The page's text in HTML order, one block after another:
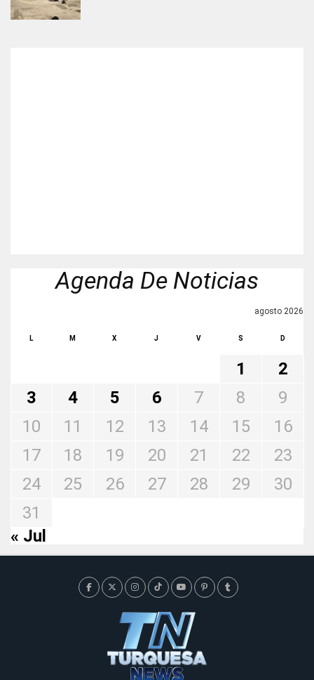
Agenda De Noticias
agosto 2026
L M X J V S D
1
2
3
4 5 6 7 8
9
10
11 12 13 14 15
16
17
18 19 20 21 22
23
24
25 26 27 28 29
30
31
« Jul